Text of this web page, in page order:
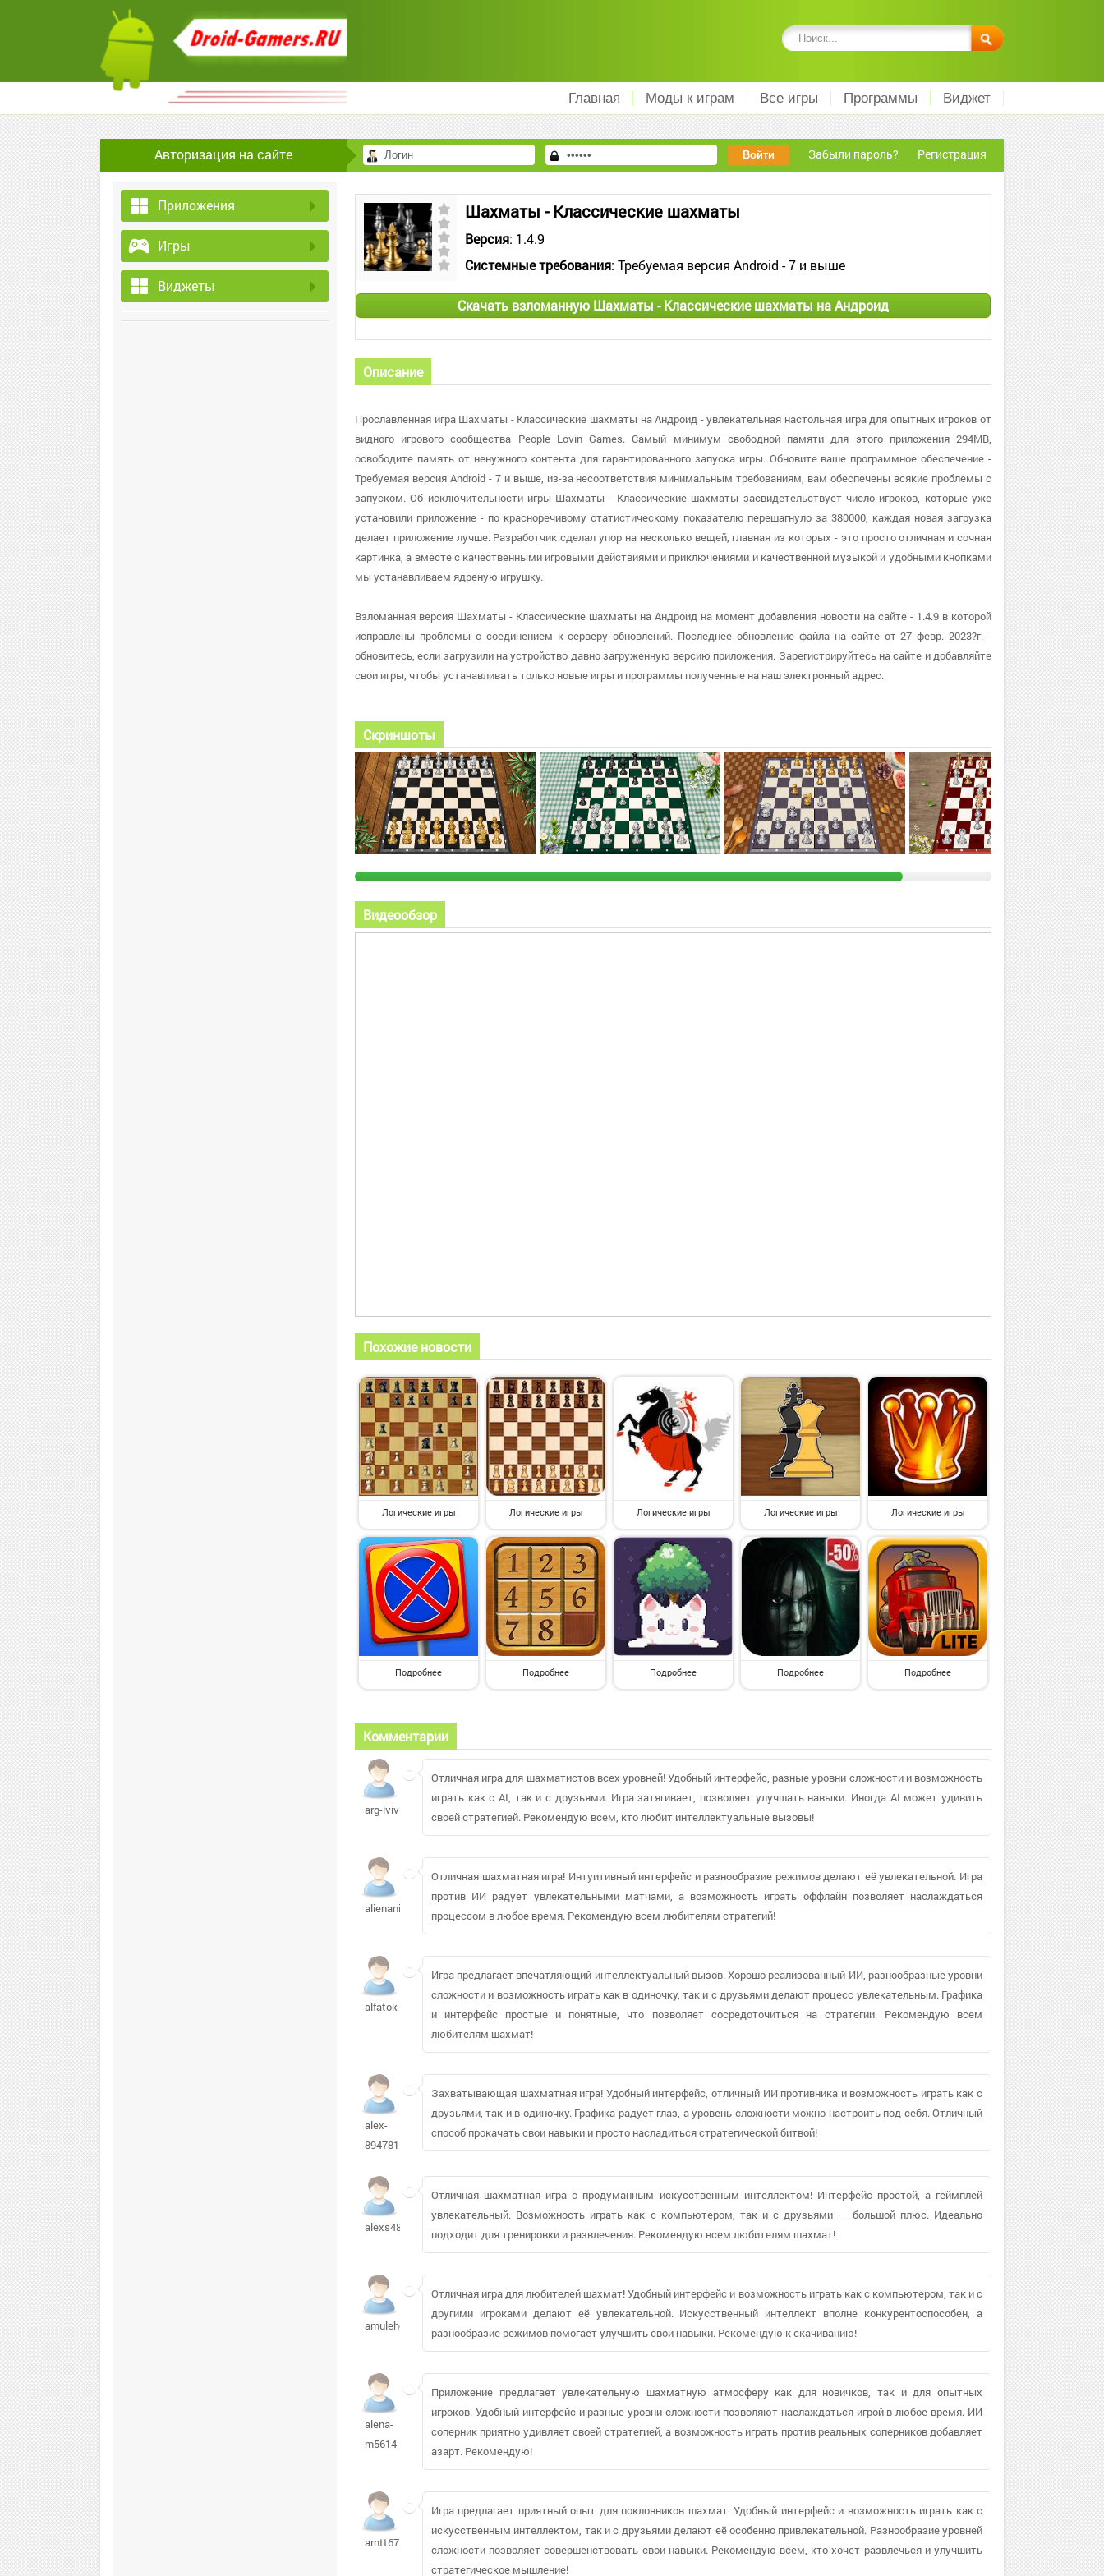
Главная Моды к играм Все игры Программы Виджет
Авторизация на сайте Забыли пароль? Регистрация
Приложения
Игры
Виджеты
Шахматы - Классические шахматы
Версия: 1.4.9
Системные требования: Требуемая версия Android - 7 и выше
Скачать взломанную Шахматы - Классические шахматы на Андроид
Описание
Прославленная игра Шахматы - Классические шахматы на Андроид - увлекательная настольная игра для опытных игроков от
видного игрового сообщества People Lovin Games. Самый минимум свободной памяти для этого приложения 294MB,
освободите память от ненужного контента для гарантированного запуска игры. Обновите ваше программное обеспечение -
Требуемая версия Android - 7 и выше, из-за несоответствия минимальным требованиям, вам обеспечены всякие проблемы с
запуском. Об исключительности игры Шахматы - Классические шахматы засвидетельствует число игроков, которые уже
установили приложение - по красноречивому статистическому показателю перешагнуло за 380000, каждая новая загрузка
делает приложение лучше. Разработчик сделал упор на несколько вещей, главная из которых - это просто отличная и сочная
картинка, а вместе с качественными игровыми действиями и приключениями и качественной музыкой и удобными кнопками
мы устанавливаем ядреную игрушку.
Взломанная версия Шахматы - Классические шахматы на Андроид на момент добавления новости на сайте - 1.4.9 в которой
исправлены проблемы с соединением к серверу обновлений. Последнее обновление файла на сайте от 27 февр. 2023?г. -
обновитесь, если загрузили на устройство давно загруженную версию приложения. Зарегистрируйтесь на сайте и добавляйте
свои игры, чтобы устанавливать только новые игры и программы полученные на наш электронный адрес.
Скриншоты
Видеообзор
Похожие новости
Логические игры Логические игры Логические игры Логические игры Логические игры
Подробнее Подробнее Подробнее Подробнее Подробнее
Комментарии
arg-lviv
Отличная игра для шахматистов всех уровней! Удобный интерфейс, разные уровни сложности и возможность
играть как с AI, так и с друзьями. Игра затягивает, позволяет улучшать навыки. Иногда AI может удивить
своей стратегией. Рекомендую всем, кто любит интеллектуальные вызовы!
alienani
Отличная шахматная игра! Интуитивный интерфейс и разнообразие режимов делают её увлекательной. Игра
против ИИ радует увлекательными матчами, а возможность играть оффлайн позволяет наслаждаться
процессом в любое время. Рекомендую всем любителям стратегий!
alfatok
Игра предлагает впечатляющий интеллектуальный вызов. Хорошо реализованный ИИ, разнообразные уровни
сложности и возможность играть как в одиночку, так и с друзьями делают процесс увлекательным. Графика
и интерфейс простые и понятные, что позволяет сосредоточиться на стратегии. Рекомендую всем
любителям шахмат!
alex-
894781
Захватывающая шахматная игра! Удобный интерфейс, отличный ИИ противника и возможность играть как с
друзьями, так и в одиночку. Графика радует глаз, а уровень сложности можно настроить под себя. Отличный
способ прокачать свои навыки и просто насладиться стратегической битвой!
alexs48603
Отличная шахматная игра с продуманным искусственным интеллектом! Интерфейс простой, а геймплей
увлекательный. Возможность играть как с компьютером, так и с друзьями — большой плюс. Идеально
подходит для тренировки и развлечения. Рекомендую всем любителям шахмат!
amulehdel339
Отличная игра для любителей шахмат! Удобный интерфейс и возможность играть как с компьютером, так и с
другими игроками делают её увлекательной. Искусственный интеллект вполне конкурентоспособен, а
разнообразие режимов помогает улучшить свои навыки. Рекомендую к скачиванию!
alena-
m5614
Приложение предлагает увлекательную шахматную атмосферу как для новичков, так и для опытных
игроков. Удобный интерфейс и разные уровни сложности позволяют наслаждаться игрой в любое время. ИИ
соперник приятно удивляет своей стратегией, а возможность играть против реальных соперников добавляет
азарт. Рекомендую!
arntt67
Игра предлагает приятный опыт для поклонников шахмат. Удобный интерфейс и возможность играть как с
искусственным интеллектом, так и с друзьями делают её особенно привлекательной. Разнообразие уровней
сложности позволяет совершенствовать свои навыки. Рекомендую всем, кто хочет развлечься и улучшить
стратегическое мышление!